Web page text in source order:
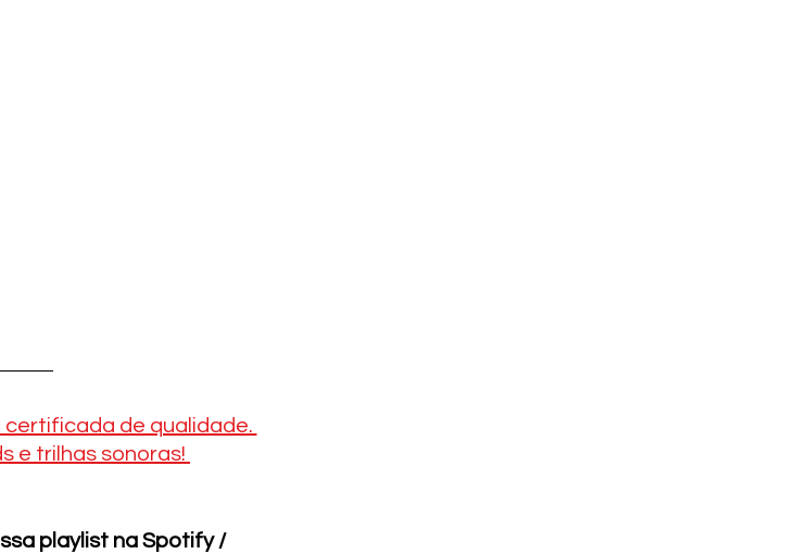
certificada de qualidade.
e trilhas sonoras!
playlist na Spotify /